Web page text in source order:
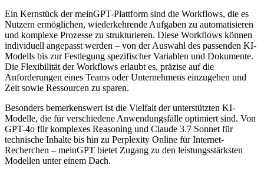
Ein Kernstück der meinGPT-Plattform sind die Workflows, die es
Nutzern ermöglichen, wiederkehrende Aufgaben zu automatisieren
und komplexe Prozesse zu strukturieren. Diese Workflows können
individuell angepasst werden – von der Auswahl des passenden KI-
Modells bis zur Festlegung spezifischer Variablen und Dokumente.
Die Flexibilität der Workflows erlaubt es, präzise auf die
Anforderungen eines Teams oder Unternehmens einzugehen und
Zeit sowie Ressourcen zu sparen.
Besonders bemerkenswert ist die Vielfalt der unterstützten KI-
Modelle, die für verschiedene Anwendungsfälle optimiert sind. Von
GPT-4o für komplexes Reasoning und Claude 3.7 Sonnet für
technische Inhalte bis hin zu Perplexity Online für Internet-
Recherchen – meinGPT bietet Zugang zu den leistungsstärksten
Modellen unter einem Dach.